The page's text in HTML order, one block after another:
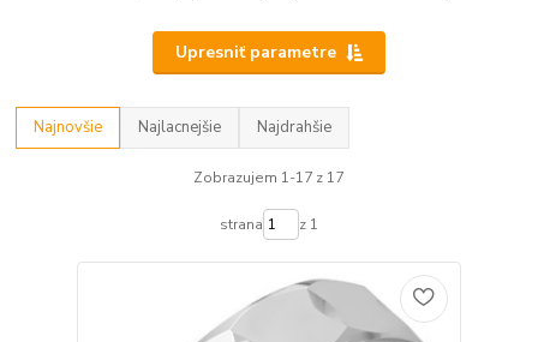
Upresniť parametre
Najnovšie Najlacnejšie Najdrahšie
Zobrazujem 1-17 z 17
strana z 1